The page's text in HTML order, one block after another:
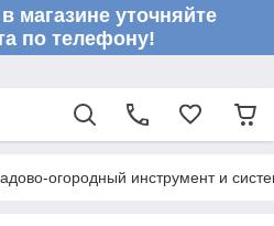
магазине уточняйте
по телефону!
огородный инструмент и